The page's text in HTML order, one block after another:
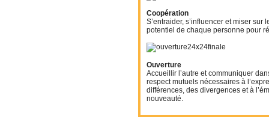
Coopération
S’entraider, s’influencer et miser sur
potentiel de chaque personne pour
Ouverture
Accueillir l’autre et communiquer
respect mutuels nécessaires à
différences, des divergences et à
nouveauté.